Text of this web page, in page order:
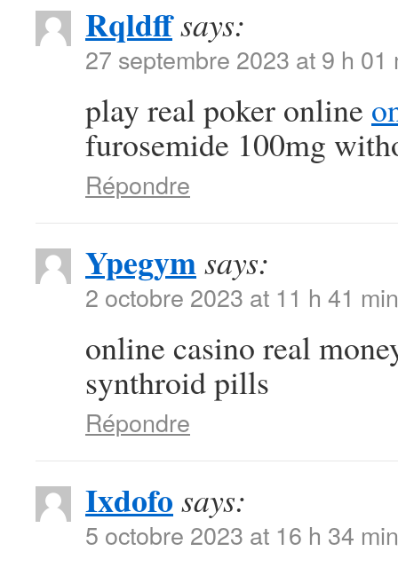
Rqldffsays:
27 septembre 2023 at 9 h 01
play real poker online
furosemide 100mg
Répondre
Ypegymsays:
2 octobre 2023 at 11 h 41 min
online casino real
synthroid pills
Répondre
Ixdofo says:
5 octobre 2023 at 16 h 34 min